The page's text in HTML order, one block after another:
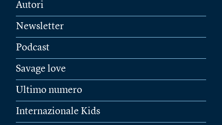
Autori
Newsletter
Podcast
Savage love
Ultimo numero
Internazionale Kids